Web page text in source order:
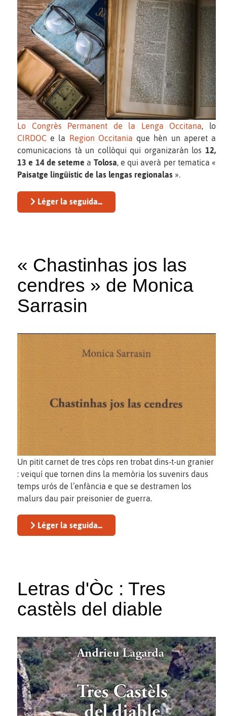
Lo Congrès Permanent de la Lenga Occitana, lo
CIRDOC e la Region Occitania que hèn un aperet a
comunicacions tà un collòqui qui organizaràn los 12,
13 e 14 de seteme a Tolosa, e qui averà per tematica «
Paisatge lingüistic de las lengas regionalas ».
Léger la seguida...
« Chastinhas jos las
cendres » de Monica
Sarrasin
Un pitit carnet de tres còps ren trobat dins-t-un granier
: veiquí que tornen dins la memòria los suvenirs daus
temps urós de l’enfància e que se destramen los
malurs dau pair preisonier de guerra.
Léger la seguida...
Letras d'Òc : Tres
castèls del diable